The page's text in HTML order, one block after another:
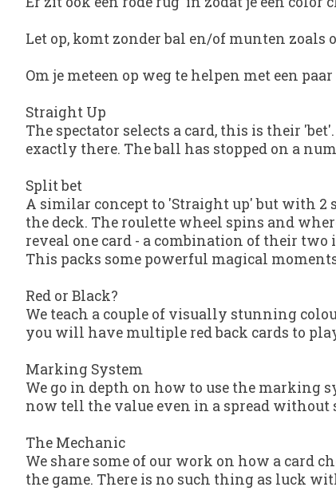
Let op, komt zonder bal en/of munten zoals
Om je meteen op weg te helpen met een
Straight Up
The spectator selects a card, this is their
exactly there. The ball has stopped on a
Split bet
A similar concept to 'Straight up' but with 2
the deck. The roulette wheel spins and
reveal one card - a combination of their
This packs some powerful magical
Red or Black?
We teach a couple of visually stunning
you will have multiple red back cards to
Marking System
We go in depth on how to use the marking
now tell the value even in a spread
The Mechanic
We share some of our work on how a card
the game. There is no such thing as luck